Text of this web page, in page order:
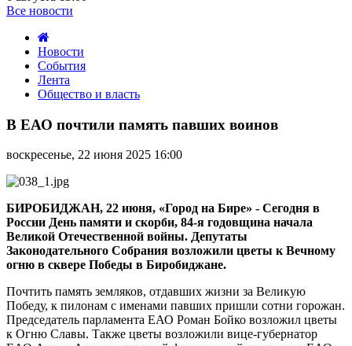
Все новости
Новости
События
Лента
Общество и власть
ЕАО
память
павших
воинов
В ЕАО почтили память павших воинов
воскресенье, 22 июня 2025 16:00
БИРОБИДЖАН, 22 июня, «Город на Бире» - Сегодня в
России День памяти и скорби, 84-я годовщина начала
Великой Отечественной войны. Депутаты
Законодательного Собрания возложили цветы к Вечному
огню в сквере Победы в Биробиджане.
Почтить память земляков, отдавших жизни за Великую
Победу, к пилонам с именами павших пришли сотни горожан.
Председатель парламента ЕАО Роман Бойко возложил цветы
к Огню Славы. Также цветы возложили вице-губернатор